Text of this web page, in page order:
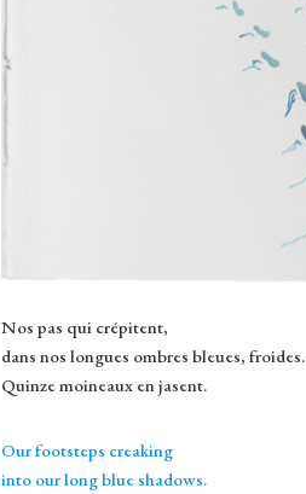
Nos pas qui crépitent,
dans nos longues ombres bleues, froides.
Quinze moineaux en jasent.
Our footsteps creaking
into our long blue shadows.